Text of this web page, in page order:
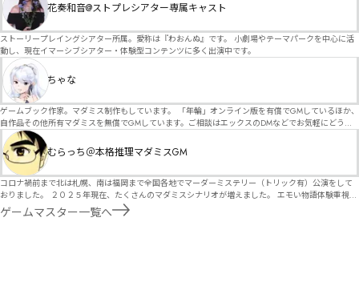
花奏和音@ストプレシアター専属キャスト
ストーリープレイングシアター所属。愛称は『わおんぬ』です。 小劇場やテーマパークを中心に活
動し、現在イマーシブシアター・体験型コンテンツに多く出演中です。
ちゃな
ゲームブック作家。マダミス制作もしています。 「年輪」オンライン版を有償でGMしているほか、
自作品その他所有マダミスを無償でGMしています。ご相談はエックスのDMなどでお気軽にどう
ぞ。
むらっち＠本格推理マダミスGM
コロナ禍前まで北は札幌、南は福岡まで全国各地でマーダーミステリー（トリック有）公演をして
おりました。 ２０２５年現在、たくさんのマダミスシナリオが増えました。 エモい物語体験重視の
シナリオがマダミス・マーダーミステリーというジャンル名でたくさんあるため、そのようなシナ
リオは簡単に遊べます。 しかし、２～３時間ずっと考え＆議論して、見たことないトリックが解け
ゲームマスター一覧へ